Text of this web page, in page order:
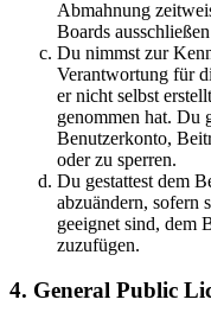
Abmahnung
Boards
Du nimmst zur
Verantwortung für
er nicht selbst
genommen hat. Du
Benutzerkonto,
oder zu sperren.
Du gestattest dem
abzuändern, sofern
geeignet sind, dem
zuzufügen.
4. General Public